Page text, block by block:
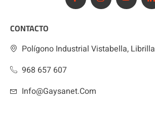
CONTACTO
Polígono Industrial Vistabella, Librilla
968 657 607
Info@gaysanet.com